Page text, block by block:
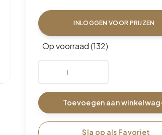
INLOGGEN VOOR PRIJZEN
Op voorraad (132)
Toevoegen aan
Sla op als Favoriet